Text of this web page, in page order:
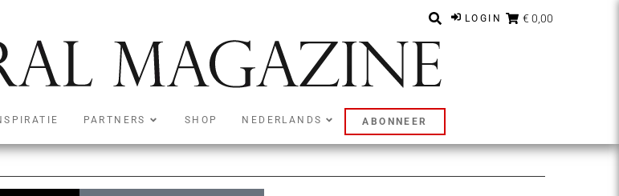
LOGIN € 0,00
PARTNERS SHOP NEDERLANDS ABONNEER